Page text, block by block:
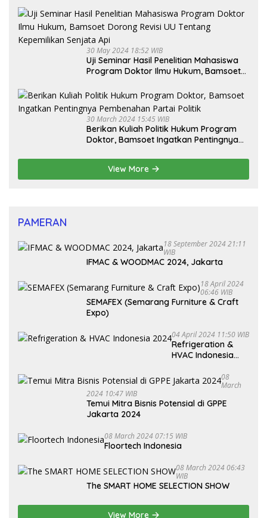
30 May 2024 18:52 WIB
Uji Seminar Hasil Penelitian Mahasiswa
Program Doktor Ilmu Hukum, Bamsoet
Senjata Api
30 March 2024 15:45 WIB
Berikan Kuliah Politik Hukum Program
Doktor, Bamsoet Ingatkan Pentingnya
View More
PAMERAN
18 September 2024 21:11
WIB
IFMAC & WOODMAC 2024, Jakarta
18 April 2024
06:46 WIB
SEMAFEX (Semarang Furniture & Craft
Expo)
04 April 2024 11:50 WIB
Refrigeration &
HVAC Indonesia
08
March
2024 10:47 WIB
Temui Mitra Bisnis Potensial di GPPE
Jakarta 2024
08 March 2024 07:15 WIB
Floortech Indonesia
08 March 2024 06:43
WIB
The SMART HOME SELECTION SHOW
View More